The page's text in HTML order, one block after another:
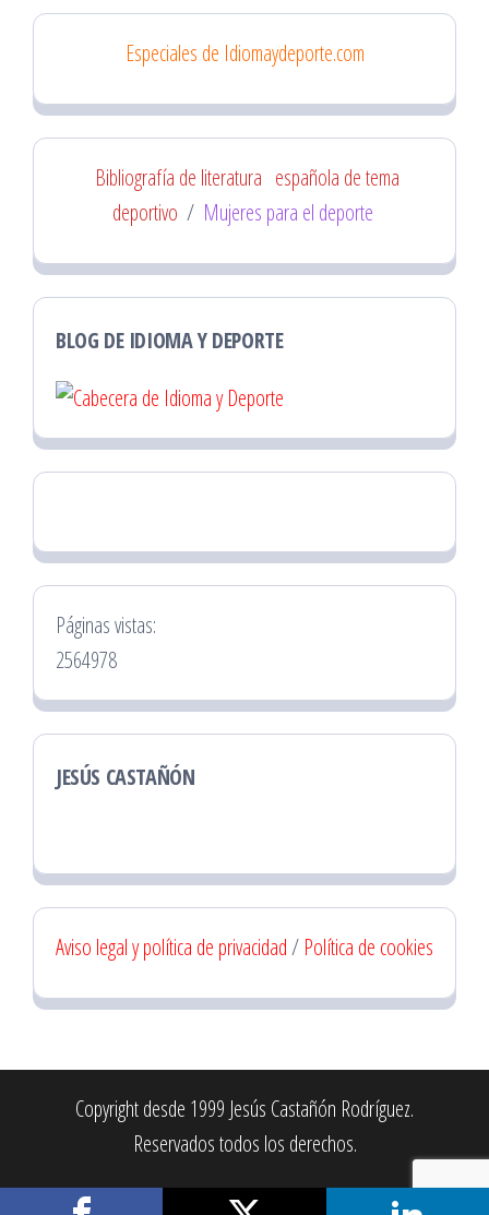
Especiales de Idiomaydeporte.com
Bibliografía de literatura española de tema
deportivo / Mujeres para el deporte
BLOG DE IDIOMA Y DEPORTE
Páginas vistas:
2564978
JESÚS CASTAÑÓN
Aviso legal y política de privacidad/ Política de cookies
Copyright desde 1999 Jesús Castañón Rodríguez.
Reservados todos los derechos.